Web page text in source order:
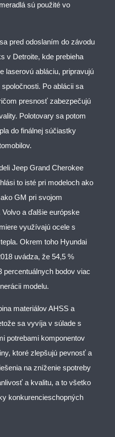
sú použité vo
pred odoslaním do závodu
v Detroite, kde prebieha
laserovú abláciu, pripravujú
Po ablácii sa
presnosť zabezpečujú
Polotovary sa potom
do finálnej súčiastky
Jeep Grand Cherokee
to isté pri modeloch ako
GM pri svojom
a ďalšie európske
využívajú ocele s
Okrem toho Hyundai
uvádza, že 54,5 %
percentuálnych bodov viac
modelu.
materiálov AHSS a
sa vyvíja v súlade s
potrebami komponentov
ktoré zlepšujú pevnosť a
na zníženie spotreby
a kvalitu, a to všetko
konkurencieschopných